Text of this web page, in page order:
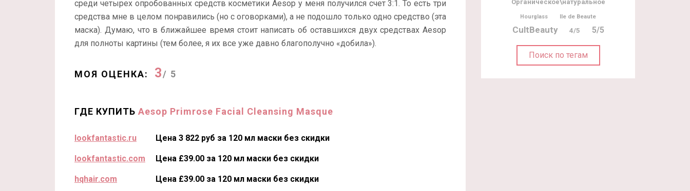
среди четырех опробованных средств косметики Aesop у меня получился счет 3:1. То есть три
средства мне в целом понравились (но с оговорками), а не подошло только одно средство (эта
маска). Думаю, что в ближайшее время стоит написать об оставшихся двух средствах Aesop
для полноты картины (тем более, я их все уже давно благополучно «добила»).
МОЯ ОЦЕНКА: 3/ 5
ГДЕ КУПИТЬ Aesop Primrose Facial Cleansing Masque
lookfantastic.ru Цена 3 822 руб за 120 мл маски без скидки
lookfantastic.com Цена £39.00 за 120 мл маски без скидки
hqhair.com Цена £39.00 за 120 мл маски без скидки
Органическое\натуральное
Hourglass Ile de Beaute
CultBeauty 4/5 5/5
Поиск по тегам